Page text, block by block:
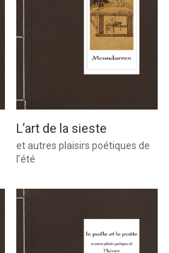
L’art de la sieste
et autres plaisirs poétiques de
l’été